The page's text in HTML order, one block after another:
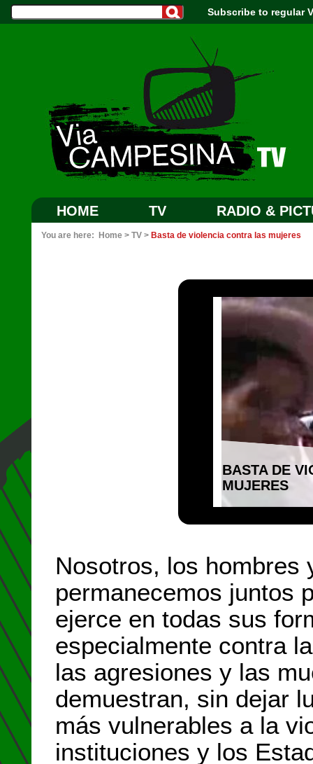
Subscribe to regular
HOME TV RADIO &
You are here: Home > TV > Basta de violencia contra las mujeres
BASTA DE
MUJERES
Nosotros, los hombres
permanecemos juntos
ejerce en todas sus
especialmente contra
las agresiones y las
demuestran, sin dejar
más vulnerables a la
instituciones y los